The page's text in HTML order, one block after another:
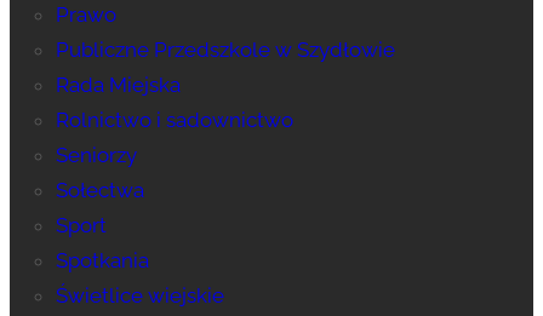
Prawo
Publiczne Przedszkole w Szydłowie
Rada Miejska
Rolnictwo i sadownictwo
Seniorzy
Sołectwa
Sport
Spotkania
Świetlice wiejskie